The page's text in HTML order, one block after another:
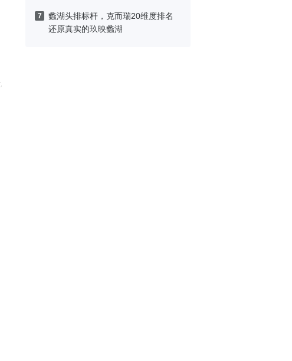
7
蠡湖头排标杆，克而瑞20维度排名
还原真实的玖映蠡湖